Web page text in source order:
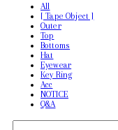
All
[ Tape Object ]
Outer
Top
Bottoms
Hat
Eyewear
Key Ring
Acc
NOTICE
Q&A